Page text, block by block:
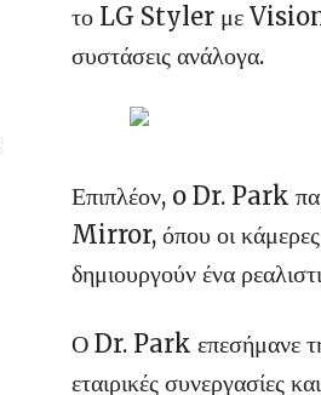
το LG Styler με Vision
συστάσεις ανάλογα.
Επιπλέον, o Dr. Park
Mirror, όπου οι κάμερες
δημιουργούν ένα
Ο Dr. Park επεσήμανε
εταιρικές συνεργασίες